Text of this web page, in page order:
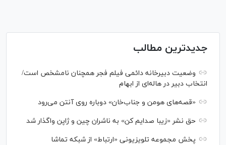
جدیدترین مطالب
وضعیت دبیرخانه دائمی فیلم فجر همچنان نامشخص است/
انتخاب دبیر در هاله‌ای از ابهام
«قصه‌های هومن و جناب‌خان» دوباره روی آنتن می‌رود
حق نشر «زیبا صدایم کن» به ناشران چین و ژاپن واگذار شد
پخش مجموعه تلویزیونی «ارتباط» از شبکه تماشا